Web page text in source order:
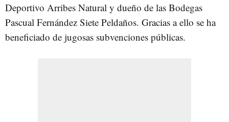
Deportivo Arribes Natural y dueño de las Bodegas
Pascual Fernández Siete Peldaños. Gracias a ello se ha
beneficiado de jugosas subvenciones públicas.